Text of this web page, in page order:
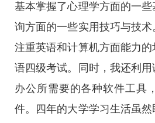
基本掌握了心理学方面的一
询方面的一些实用技巧与技
注重英语和计算机方面能力
语四级考试。同时，我还利
办公所需要的各种软件工具
件。四年的大学学习生活虽